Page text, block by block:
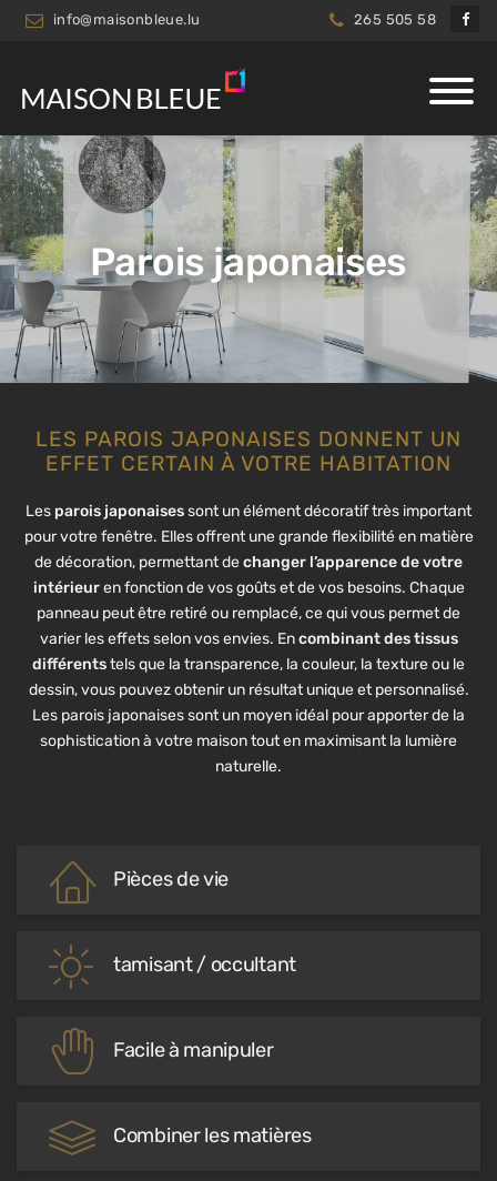
info@maisonbleue.lu 265 505 58
Parois japonaises
LES PAROIS JAPONAISES DONNENT UN
EFFET CERTAIN À VOTRE HABITATION
Les parois japonaisessont un élément décoratif très important
pour votre fenêtre. Elles offrent une grande flexibilité en matière
de décoration, permettant dechanger l’apparence de votre
intérieuren fonction de vos goûts et de vos besoins. Chaque
panneau peut être retiré ou remplacé, ce qui vous permet de
varier les effets selon vos envies. Encombinant des tissus
différentstels que la transparence, la couleur, la texture ou le
dessin, vous pouvez obtenir un résultat unique et personnalisé.
Les parois japonaises sont un moyen idéal pour apporter de la
sophistication à votre maison tout en maximisant la lumière
naturelle.
Pièces de vie
tamisant / occultant
Facile à manipuler
Combiner les matières